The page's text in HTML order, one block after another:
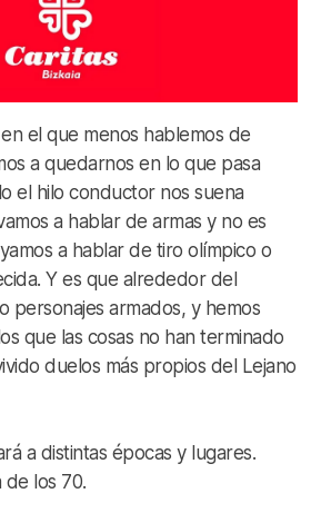
el que menos hablemos de
a quedarnos en lo que pasa
el hilo conductor nos suena
a hablar de armas y no es
a hablar de tiro olímpico o
Y es que alrededor del
personajes armados, y hemos
que las cosas no han terminado
duelos más propios del Lejano
a distintas épocas y lugares.
de los 70.